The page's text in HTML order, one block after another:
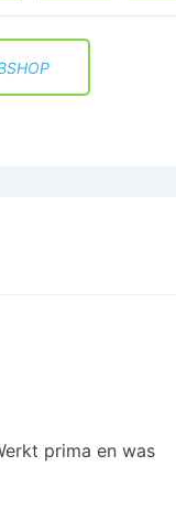
prima en was